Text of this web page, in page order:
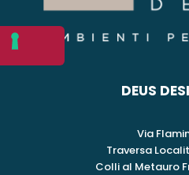
DEUS
Via
Traversa
Colli al Metauro